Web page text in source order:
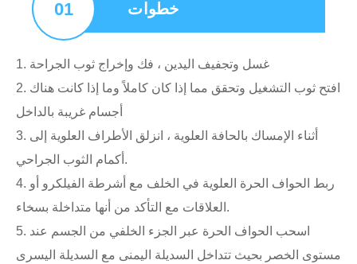
01 خطوات
1. غسل وتجفيف اليدين ، فك وإخراج ثوب الجراحة
2. افتح ثوب التشغيل وتحقق مما إذا كان كاملاً وما إذا كانت هناك
أجسام غريبة بالداخل
3. أثناء الإمساك بالحافة العلوية ، انزلق الأطراف العلوية إلى
أكمام الثوب الجراحي.
4. ربط الحواف الحرة العلوية في الخلف مع أشرطة الفيلكرو أو
العلاقات مع التأكد من أنها متداخلة بسخاء.
5. اسحب الحواف الحرة عبر الجزء الخلفي من الجسم عند
مستوى الخصر بحيث تتداخل السديلة اليمنى مع السديلة اليسرى